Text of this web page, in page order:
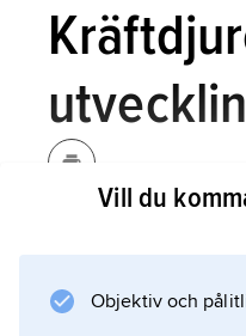
Det gäller i
närmare 2 000
Vill du
Objektiv och